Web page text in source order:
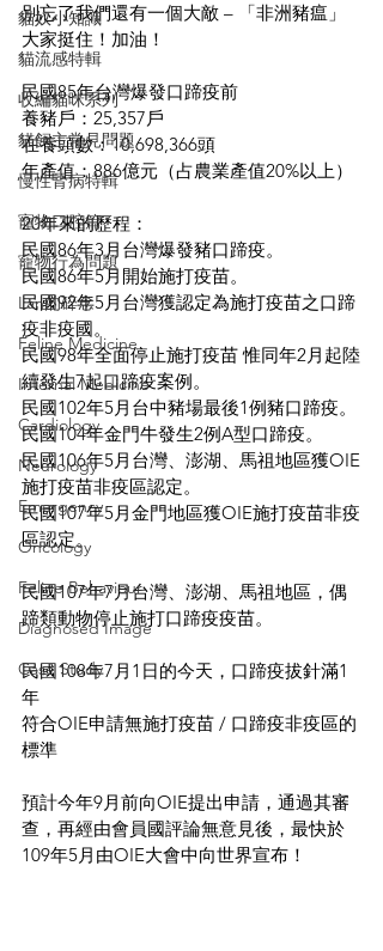
貓奴小知識
貓流感特輯
收編貓咪系列
貓飼主常見問題
慢性腎病特輯
寵物口腔篇
寵物行為問題
Lan的碎念
Feline Medicine
Internal Medicine
Cardiology
Neurology
Emergency
Oncology
Feline Behaviour
Diagnosed Image
Case Study
別忘了我們還有一個大敵 – 「非洲豬瘟」
大家挺住！加油！
民國85年台灣爆發口蹄疫前
養豬戶：25,357戶
在養頭數：10,698,366頭
年產值：886億元（占農業產值20%以上）
20年來的歷程：
民國86年3月台灣爆發豬口蹄疫。
民國86年5月開始施打疫苗。
民國92年5月台灣獲認定為施打疫苗之口蹄
疫非疫國。
民國98年全面停止施打疫苗 惟同年2月起陸
續發生7起口蹄疫案例。
民國102年5月台中豬場最後1例豬口蹄疫。
民國104年金門牛發生2例A型口蹄疫。
民國106年5月台灣、澎湖、馬祖地區獲OIE
施打疫苗非疫區認定。
民國107年5月金門地區獲OIE施打疫苗非疫
區認定。
民國107年7月台灣、澎湖、馬祖地區，偶
蹄類動物停止施打口蹄疫疫苗。
民國108年7月1日的今天，口蹄疫拔針滿1
年
符合OIE申請無施打疫苗 / 口蹄疫非疫區的
標準
預計今年9月前向OIE提出申請，通過其審
查，再經由會員國評論無意見後，最快於
109年5月由OIE大會中向世界宣布！